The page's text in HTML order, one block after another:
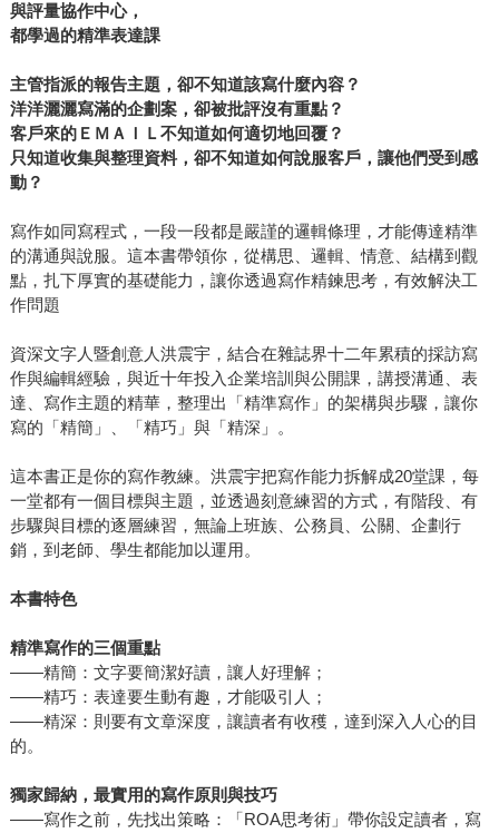
與評量協作中心，
都學過的精準表達課
主管指派的報告主題，卻不知道該寫什麼內容？
洋洋灑灑寫滿的企劃案，卻被批評沒有重點？
客戶來的ＥＭＡＩＬ不知道如何適切地回覆？
只知道收集與整理資料，卻不知道如何說服客戶，讓他們受到感
動？
寫作如同寫程式，一段一段都是嚴謹的邏輯條理，才能傳達精準
的溝通與說服。這本書帶領你，從構思、邏輯、情意、結構到觀
點，扎下厚實的基礎能力，讓你透過寫作精鍊思考，有效解決工
作問題
資深文字人暨創意人洪震宇，結合在雜誌界十二年累積的採訪寫
作與編輯經驗，與近十年投入企業培訓與公開課，講授溝通、表
達、寫作主題的精華，整理出「精準寫作」的架構與步驟，讓你
寫的「精簡」、「精巧」與「精深」。
這本書正是你的寫作教練。洪震宇把寫作能力拆解成20堂課，每
一堂都有一個目標與主題，並透過刻意練習的方式，有階段、有
步驟與目標的逐層練習，無論上班族、公務員、公關、企劃行
銷，到老師、學生都能加以運用。
本書特色
精準寫作的三個重點
——精簡：文字要簡潔好讀，讓人好理解；
——精巧：表達要生動有趣，才能吸引人；
——精深：則要有文章深度，讓讀者有收穫，達到深入人心的目
的。
獨家歸納，最實用的寫作原則與技巧
——寫作之前，先找出策略：「ROA思考術」帶你設定讀者，寫